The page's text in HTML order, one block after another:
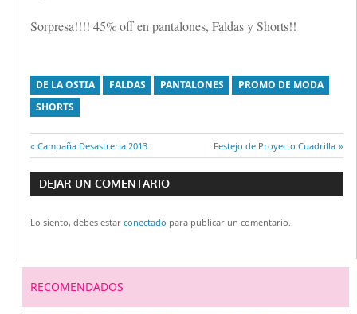
Sorpresa!!!! 45% off en pantalones, Faldas y Shorts!!
DE LA OSTIA FALDAS PANTALONES
PROMO DE MODA
SHORTS
Navegación
de
entradas
Entrada
anterior:
Campaña Desastreria 2013
Entrada
siguiente:
Festejo de Proyecto Cuadrilla
DEJAR UN COMENTARIO
Lo siento, debes estar conectado para publicar un comentario.
RECOMENDADOS